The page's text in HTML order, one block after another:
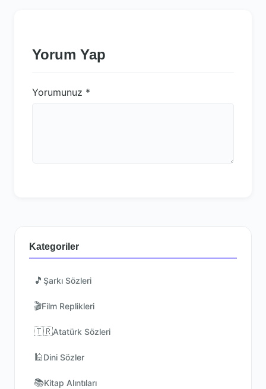
Yorum Yap
Yorumunuz *
Kategoriler
🎵 Şarkı Sözleri
🎬Film Replikleri
🇹🇷Atatürk Sözleri
🕌Dini Sözler
📚Kitap Alıntıları